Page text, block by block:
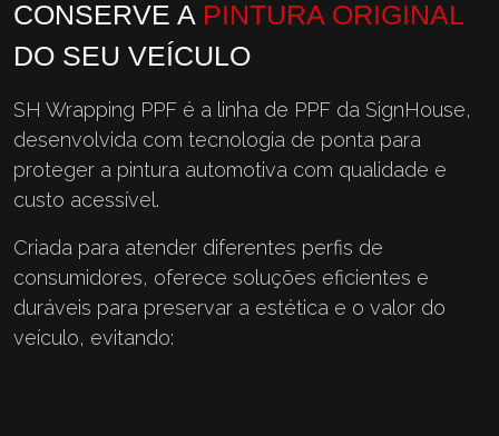
CONSERVE A PINTURA ORIGINAL
DO SEU VEÍCULO
SH Wrapping PPF é a linha de PPF da SignHouse,
desenvolvida com tecnologia de ponta para
proteger a pintura automotiva com qualidade e
custo acessível.
Criada para atender diferentes perfis de
consumidores, oferece soluções eficientes e
duráveis para preservar a estética e o valor do
veículo, evitando: